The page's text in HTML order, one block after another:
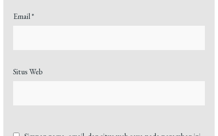
Email*
Situs Web